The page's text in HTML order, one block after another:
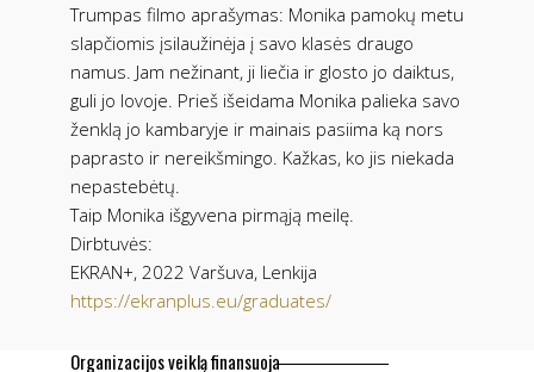
Trumpas filmo aprašymas: Monika pamokų metu
slapčiomis įsilaužinėja į savo klasės draugo
namus. Jam nežinant, ji liečia ir glosto jo daiktus,
guli jo lovoje. Prieš išeidama Monika palieka savo
ženklą jo kambaryje ir mainais pasiima ką nors
paprasto ir nereikšmingo. Kažkas, ko jis niekada
nepastebėtų.
Taip Monika išgyvena pirmąją meilę.
Dirbtuvės:
EKRAN+, 2022 Varšuva, Lenkija
https://ekranplus.eu/graduates/
Organizacijos veiklą finansuoja